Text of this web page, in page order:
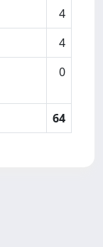
4
4
0
64